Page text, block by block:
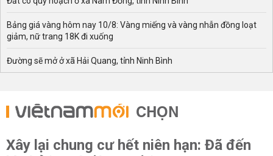
Bảng giá vàng hôm nay 10/8: Vàng miếng và vàng nhẫn đồng loạt
giảm, nữ trang 18K đi xuống
Đường sẽ mở ở xã Hải Quang, tỉnh Ninh Bình
CHỌN
Xây lại chung cư hết niên hạn: Đã đến